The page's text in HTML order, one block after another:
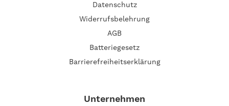
Datenschutz
Widerrufsbelehrung
AGB
Batteriegesetz
Barrierefreiheitserklärung
Unternehmen